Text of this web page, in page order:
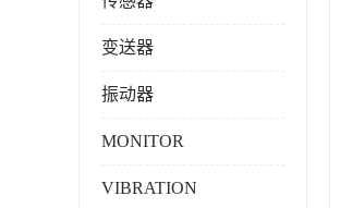
变送器
振动器
MONITOR
VIBRATION